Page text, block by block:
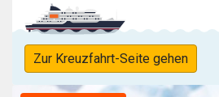
Zur Kreuzfahrt-Seite gehen